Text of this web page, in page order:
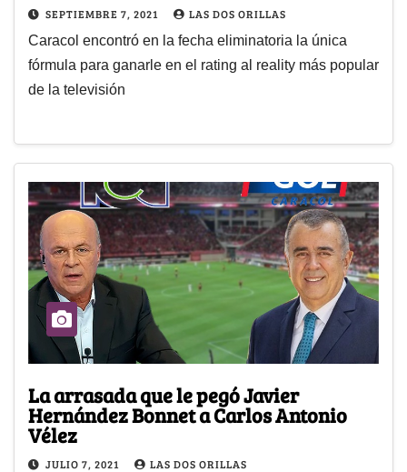
SEPTIEMBRE 7, 2021 LAS DOS ORILLAS
Caracol encontró en la fecha eliminatoria la única
fórmula para ganarle en el rating al reality más popular
de la televisión
La arrasada que le pegó Javier
Hernández Bonnet a Carlos Antonio
Vélez
JULIO 7, 2021 LAS DOS ORILLAS